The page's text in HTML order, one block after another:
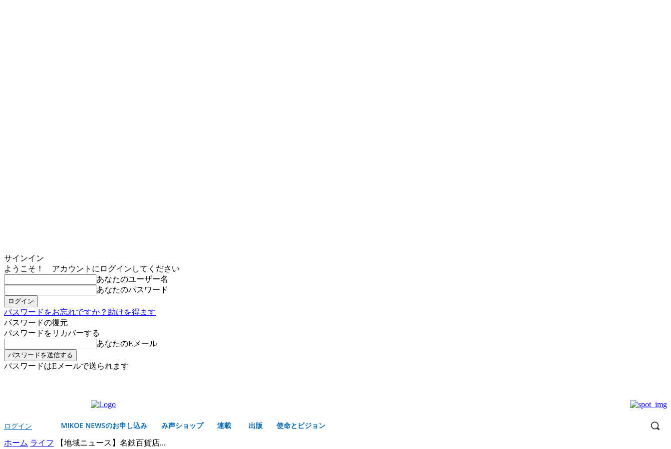
サインイン
ようこそ！ アカウントにログインしてください
あなたのユーザー名
あなたのパスワード
パスワードをお忘れですか？助けを得ます
パスワードの復元
パスワードをリカバーする
あなたのEメール
パスワードはEメールで送られます
ログイン MIKOE NEWSのお申し込み み声ショップ 連載 出版 使命とビジョン
ホーム ライフ 【地域ニュース】名鉄百貨店...